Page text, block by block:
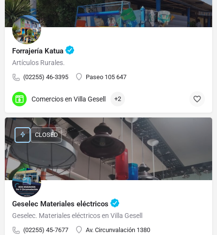
Forrajería Katua
Artículos Rurales.
(02255) 46-3395 Paseo 105 647
Comercios en Villa Gesell +2
Geselec Materiales eléctricos
Geselec. Materiales eléctricos en Villa Gesell
(02255) 45-7677 Av. Circunvalación 1380
CLOSED